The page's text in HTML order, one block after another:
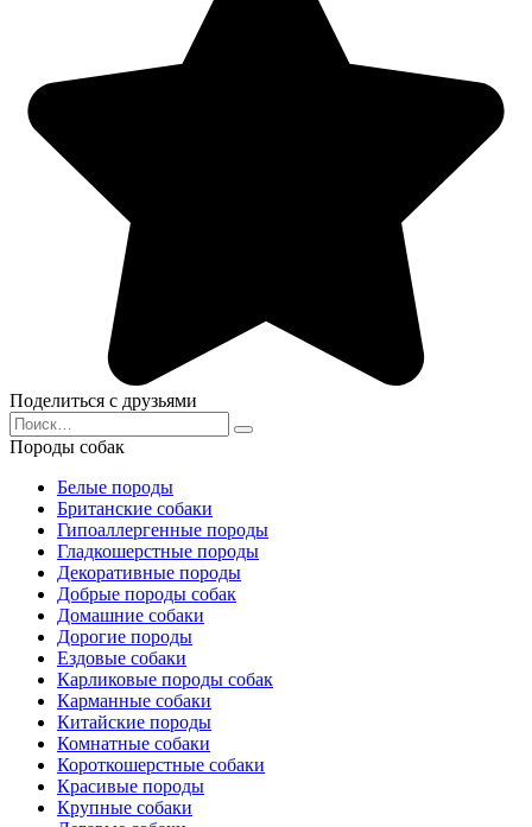
Поделиться с друзьями
Search
for:
Породы собак
Белые породы
Британские собаки
Гипоаллергенные породы
Гладкошерстные породы
Декоративные породы
Добрые породы собак
Домашние собаки
Дорогие породы
Ездовые собаки
Карликовые породы собак
Карманные собаки
Китайские породы
Комнатные собаки
Короткошерстные собаки
Красивые породы
Крупные собаки